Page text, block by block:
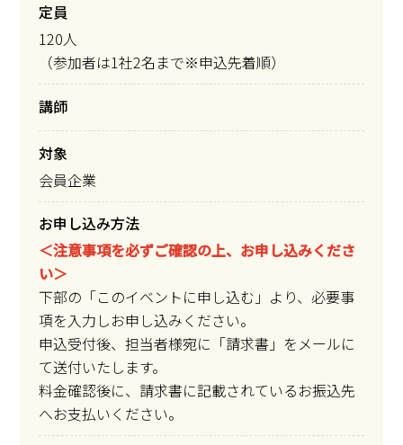
定員
120人
（参加者は1社2名まで※申込先着順）
講師
対象
会員企業
お申し込み方法
＜注意事項を必ずご確認の上、お申し込みくださ
い＞
下部の「このイベントに申し込む」より、必要事
項を入力しお申し込みください。
申込受付後、担当者様宛に「請求書」をメールに
て送付いたします。
料金確認後に、請求書に記載されているお振込先
へお支払いください。